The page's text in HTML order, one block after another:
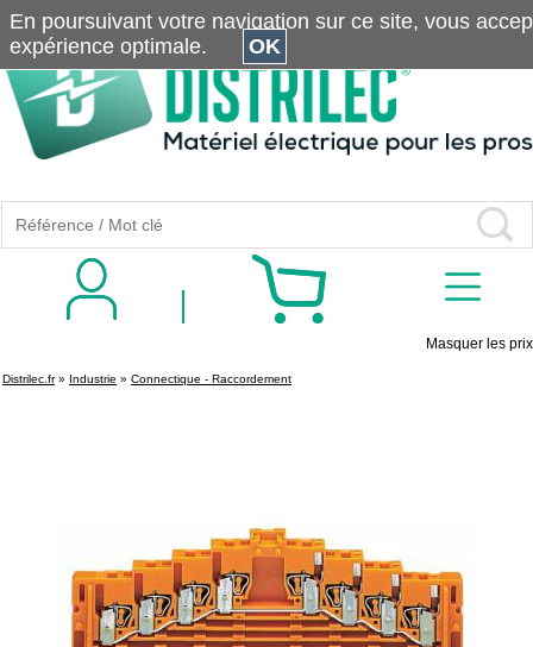
Masquer les prix
Distrilec.fr» Industrie » Connectique - Raccordement
En poursuivant votre navigation sur ce site, vous
expérience optimale.
OK